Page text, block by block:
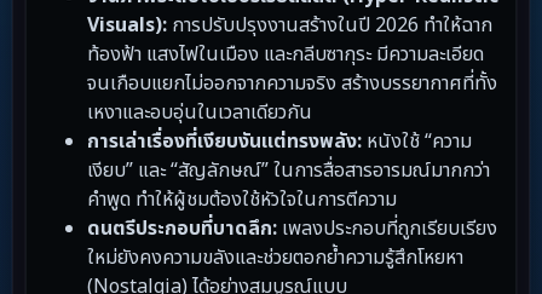
Visuals): การปรับปรุงงานสร้างในปี 2026 ทำให้ฉาก
ท้องฟ้า แสงไฟในเมือง และกลีบซากุระ มีความละเอียด
จนเกือบแยกไม่ออกจากความจริง สร้างบรรยากาศที่ทั้ง
เหงาและอบอุ่นในเวลาเดียวกัน
การเล่าเรื่องที่เงียบงันแต่ทรงพลัง: หนังใช้ “ความ
เงียบ” และ “สัญลักษณ์” ในการสื่อสารอารมณ์มากกว่า
คำพูด ทำให้ผู้ชมต้องใช้หัวใจในการตีความ
ดนตรีประกอบที่บาดลึก: เพลงประกอบที่ถูกเรียบเรียง
ใหม่ยังคงความขลังและช่วยตอกย้ำความรู้สึกโหยหา
(Nostalgia) ได้อย่างสมบูรณ์แบบ